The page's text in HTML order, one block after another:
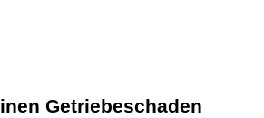
Getriebeschaden